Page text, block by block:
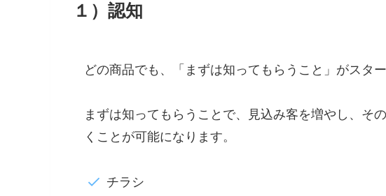
１）認知
どの商品でも、「まずは知ってもらうこと」がスタ
まずは知ってもらうことで、見込み客を増やし、そ
くことが可能になります。
チラシ